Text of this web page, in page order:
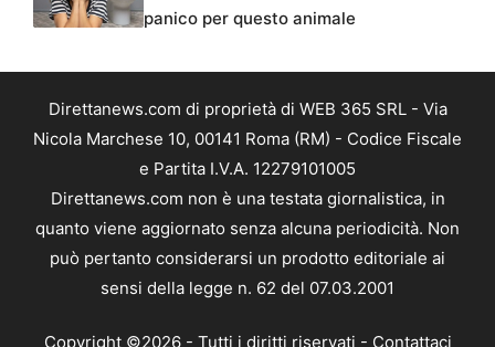
panico per questo animale
Direttanews.com di proprietà di WEB 365 SRL - Via
Nicola Marchese 10, 00141 Roma (RM) - Codice Fiscale
e Partita I.V.A. 12279101005
Direttanews.com non è una testata giornalistica, in
quanto viene aggiornato senza alcuna periodicità. Non
può pertanto considerarsi un prodotto editoriale ai
sensi della legge n. 62 del 07.03.2001
Copyright ©2026 - Tutti i diritti riservati - Contattaci